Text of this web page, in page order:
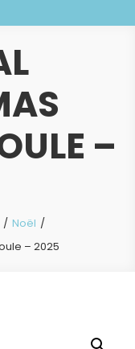
–
Noël
– 2025